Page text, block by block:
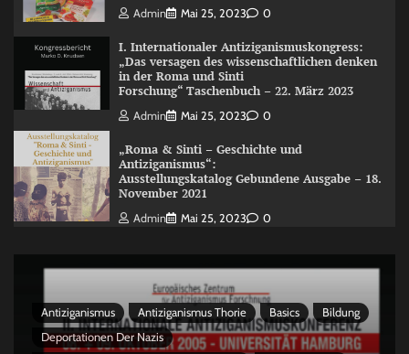
Admin Mai 25, 2023 0
I. Internationaler Antiziganismuskongress:
„Das versagen des wissenschaftlichen denken
in der Roma und Sinti
Forschung“ Taschenbuch – 22. März 2023
Admin Mai 25, 2023 0
„Roma & Sinti – Geschichte und
Antiziganismus“:
Ausstellungskatalog Gebundene Ausgabe – 18.
November 2021
Admin Mai 25, 2023 0
Antiziganismus Antiziganismus Thorie Basics
Bildung
Deportationen Der Nazis